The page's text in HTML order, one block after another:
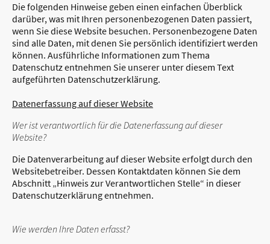
Die folgenden Hinweise geben einen einfachen Überblick
darüber, was mit Ihren personenbezogenen Daten passiert,
wenn Sie diese Website besuchen. Personenbezogene Daten
sind alle Daten, mit denen Sie persönlich identifiziert werden
können. Ausführliche Informationen zum Thema
Datenschutz entnehmen Sie unserer unter diesem Text
aufgeführten Datenschutzerklärung.
Datenerfassung auf dieser Website
Wer ist verantwortlich für die Datenerfassung auf dieser
Website?
Die Datenverarbeitung auf dieser Website erfolgt durch den
Websitebetreiber. Dessen Kontaktdaten können Sie dem
Abschnitt „Hinweis zur Verantwortlichen Stelle“ in dieser
Datenschutzerklärung entnehmen.
Wie werden Ihre Daten erfasst?